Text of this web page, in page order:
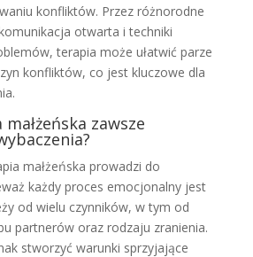
konfliktów. Przez różnorodne
otwarta i techniki
terapia może ułatwić parze
konfliktów, co jest kluczowe dla
zawsze
małżeńska prowadzi do
każdy proces emocjonalny jest
od wielu czynników, w tym od
partnerów oraz rodzaju zranienia.
stworzyć warunki sprzyjające